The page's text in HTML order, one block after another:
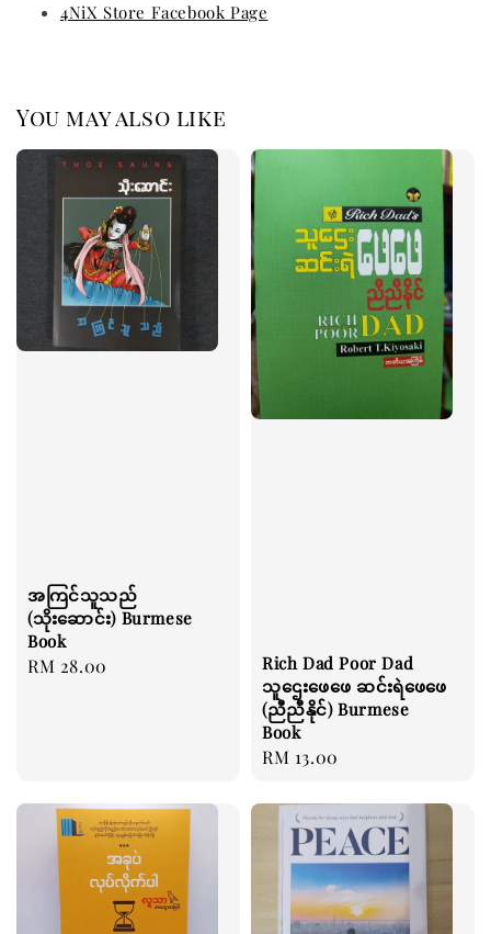
4NiX Store Facebook Page
You may also like
အကြင်သူသည်
(သိုးဆောင်း) Burmese
Book
Regular
RM 28.00
Rich Dad Poor Dad
သူဌေးဖေဖေ ဆင်းရဲဖေဖေ
(ညီညီနိုင်) Burmese
Book
Regular
RM 13.00